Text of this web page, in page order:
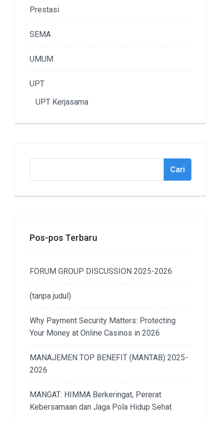
Prestasi
SEMA
UMUM
UPT
UPT Kerjasama
Cari
Pos-pos Terbaru
FORUM GROUP DISCUSSION 2025-2026
(tanpa judul)
Why Payment Security Matters: Protecting
Your Money at Online Casinos in 2026
MANAJEMEN TOP BENEFIT (MANTAB) 2025-
2026
MANGAT: HIMMA Berkeringat, Pererat
Kebersamaan dan Jaga Pola Hidup Sehat